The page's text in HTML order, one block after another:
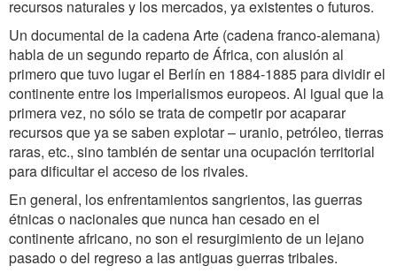
recursos naturales y los mercados, ya existentes o futuros.
Un documental de la cadena Arte (cadena franco-alemana)
habla de un segundo reparto de África, con alusión al
primero que tuvo lugar el Berlín en 1884-1885 para dividir el
continente entre los imperialismos europeos. Al igual que la
primera vez, no sólo se trata de competir por acaparar
recursos que ya se saben explotar – uranio, petróleo, tierras
raras, etc., sino también de sentar una ocupación territorial
para dificultar el acceso de los rivales.
En general, los enfrentamientos sangrientos, las guerras
étnicas o nacionales que nunca han cesado en el
continente africano, no son el resurgimiento de un lejano
pasado o del regreso a las antiguas guerras tribales.